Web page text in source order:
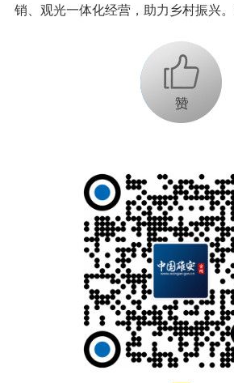
销、观光一体化经营，助力乡村振兴
+1